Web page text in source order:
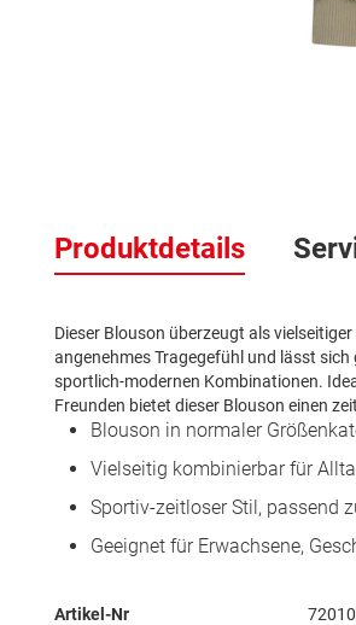
Bildergalerie
springen
Produktdetails
Dieser Blouson überzeugt als
angenehmes Tragegefühl und lässt
sportlich-modernen Kombinationen.
Freunden bietet dieser Blouson einen
Blouson in normaler
Vielseitig kombinierbar für
Sportiv-zeitloser Stil, passend
Geeignet für Erwachsene,
Mehr
Artikel-Nr